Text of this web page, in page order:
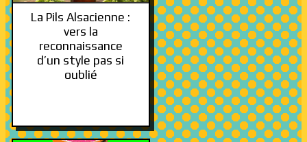
La Pils Alsacienne :
vers la
reconnaissance
d’un style pas si
oublié